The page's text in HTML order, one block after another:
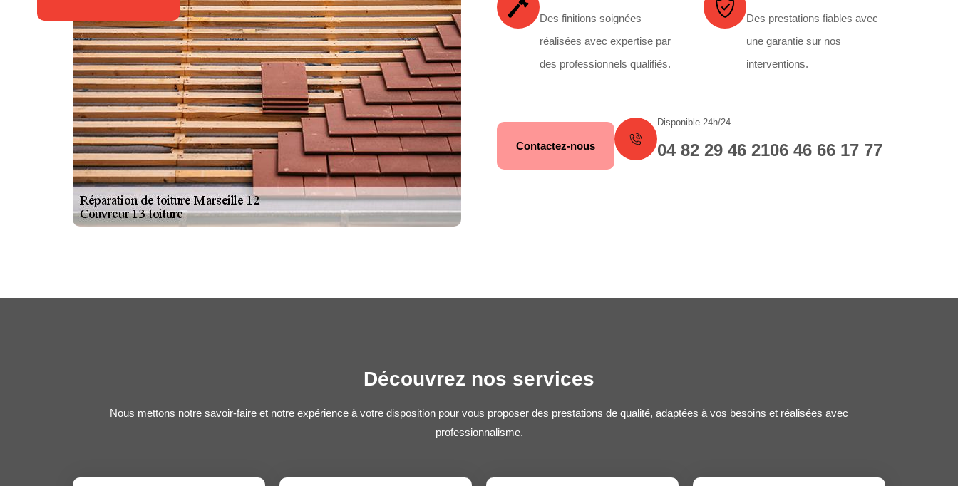
Des finitions soignées
réalisées avec expertise par
des professionnels qualifiés.
Des prestations fiables avec
une garantie sur nos
interventions.
Contactez-nous
Disponible 24h/24
04 82 29 46 2106 46 66 17 77
Découvrez nos services
Nous mettons notre savoir-faire et notre expérience à votre disposition pour vous proposer des prestations de qualité, adaptées à vos besoins et réalisées avec
professionnalisme.